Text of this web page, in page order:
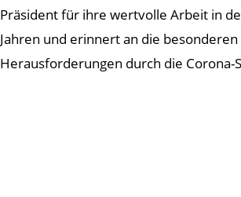
Präsident für ihre wertvolle Arbeit in
Jahren und erinnert an die besonderen
Herausforderungen durch die Corona-